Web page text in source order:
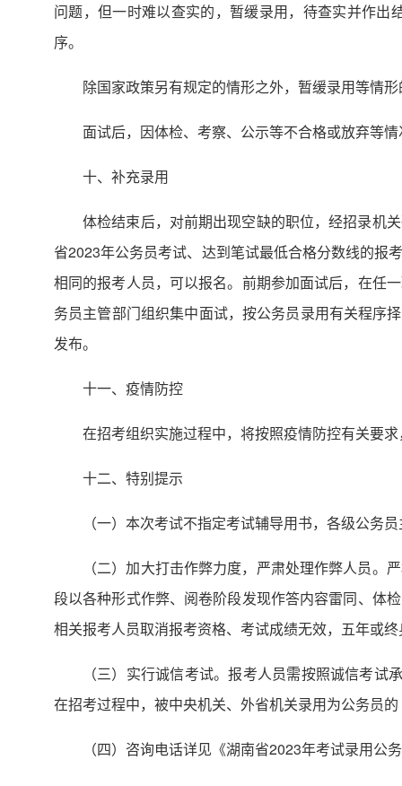
问题，但一时难以查实的，暂缓录用，待查实并作
序。
除国家政策另有规定的情形之外，暂缓录用等情
面试后，因体检、考察、公示等不合格或放弃等
十、补充录用
体检结束后，对前期出现空缺的职位，经招录机
省2023年公务员考试、达到笔试最低合格分数线的报
相同的报考人员，可以报名。前期参加面试后，在任
务员主管部门组织集中面试，按公务员录用有关程序
发布。
十一、疫情防控
在招考组织实施过程中，将按照疫情防控有关要
十二、特别提示
（一）本次考试不指定考试辅导用书，各级公务
（二）加大打击作弊力度，严肃处理作弊人员
段以各种形式作弊、阅卷阶段发现作答内容雷同、体
相关报考人员取消报考资格、考试成绩无效，五年或
（三）实行诚信考试。报考人员需按照诚信考
在招考过程中，被中央机关、外省机关录用为公务员
（四）咨询电话详见《湖南省2023年考试录用